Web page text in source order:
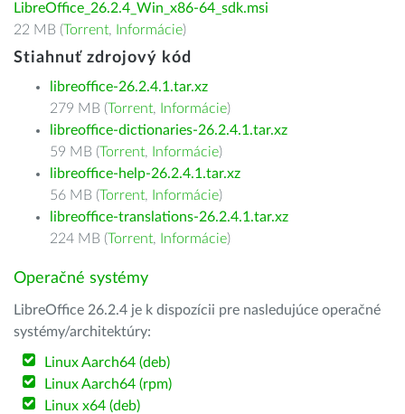
LibreOffice_26.2.4_Win_x86-64_sdk.msi
22 MB (Torrent, Informácie)
Stiahnuť zdrojový kód
libreoffice-26.2.4.1.tar.xz
279 MB (Torrent, Informácie)
libreoffice-dictionaries-26.2.4.1.tar.xz
59 MB (Torrent, Informácie)
libreoffice-help-26.2.4.1.tar.xz
56 MB (Torrent, Informácie)
libreoffice-translations-26.2.4.1.tar.xz
224 MB (Torrent, Informácie)
Operačné systémy
LibreOffice 26.2.4 je k dispozícii pre nasledujúce operačné
systémy/architektúry:
Linux Aarch64 (deb)
Linux Aarch64 (rpm)
Linux x64 (deb)